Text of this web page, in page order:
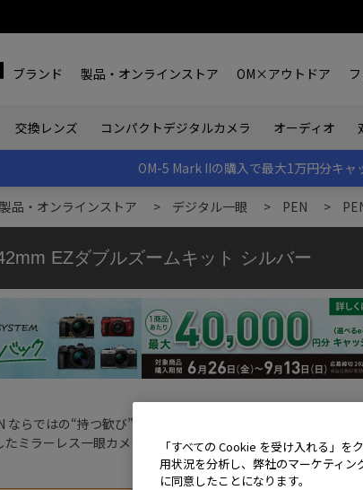
ブランド 製品・オンラインストア OM×アウトドア
交換レンズ コンパクトデジタルカメラ オーディオ
OM-5 Mark IIの購入で最大1万円分キャ
製品・オンラインストア > デジタル一眼 > PEN >
EZダブルズームキット シルバー
ならではの“持つ歓び”を感じさせるデザインにクリエイティブ
ミラーレス一眼カメラ
「すべての Cookie を受け入れる」
用状況を分析し、弊社のマーケティ
に同意したことになります。